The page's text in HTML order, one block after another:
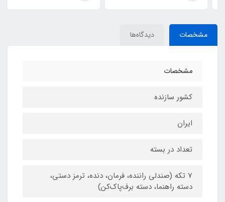
مشخصات دیدگاه‌ها
مشخصات
کشور سازنده
ایران
تعداد در بسته
7 تکه (صندلی راننده، فرمان، دنده، ترمز دستی،
دسته راهنما، دسته برف‌پاک‌کن)